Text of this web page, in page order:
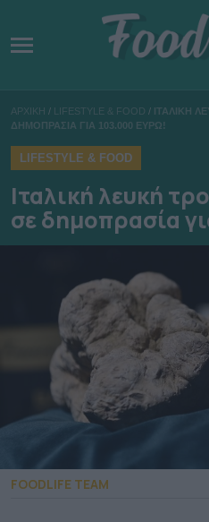
ΑΡΧΙΚΗ / LIFESTYLE & FOOD / ΙΤΑΛΙΚΗ
ΔΗΜΟΠΡΑΣΙΑ ΓΙΑ 103.000 ΕΥΡΩ!
LIFESTYLE & FOOD
Ιταλική λευκή
σε δημοπρασία
FOODLIFE TEAM